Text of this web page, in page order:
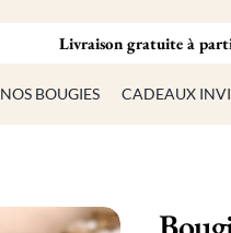
Livraison gratuite à
NOS BOUGIES CADEAUX